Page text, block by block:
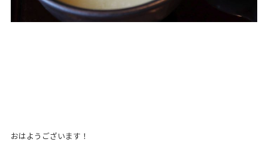
おはようございます！